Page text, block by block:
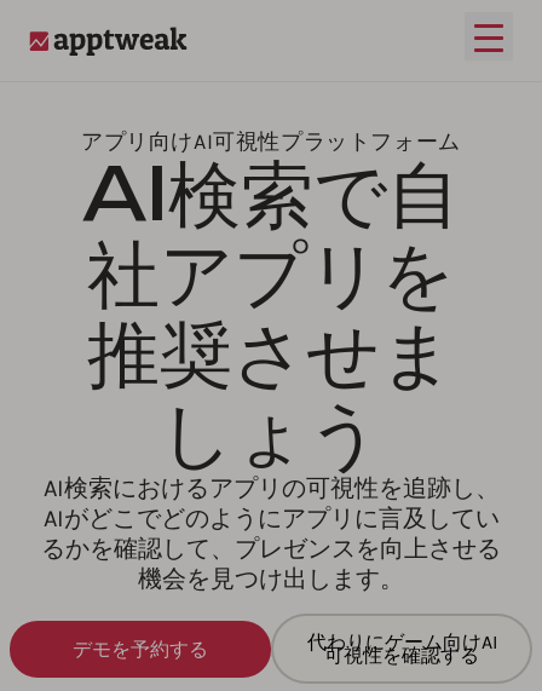
メイ
アプリ向けAI可視性プラットフォーム
AI検索で自
社アプリを
推奨させま
しょう
AI検索におけるアプリの可視性を追跡し、
AIがどこでどのようにアプリに言及してい
るかを確認して、プレゼンスを向上させる
機会を見つけ出します。
デモを予約する 代わりにゲーム向けAI
可視性を確認する